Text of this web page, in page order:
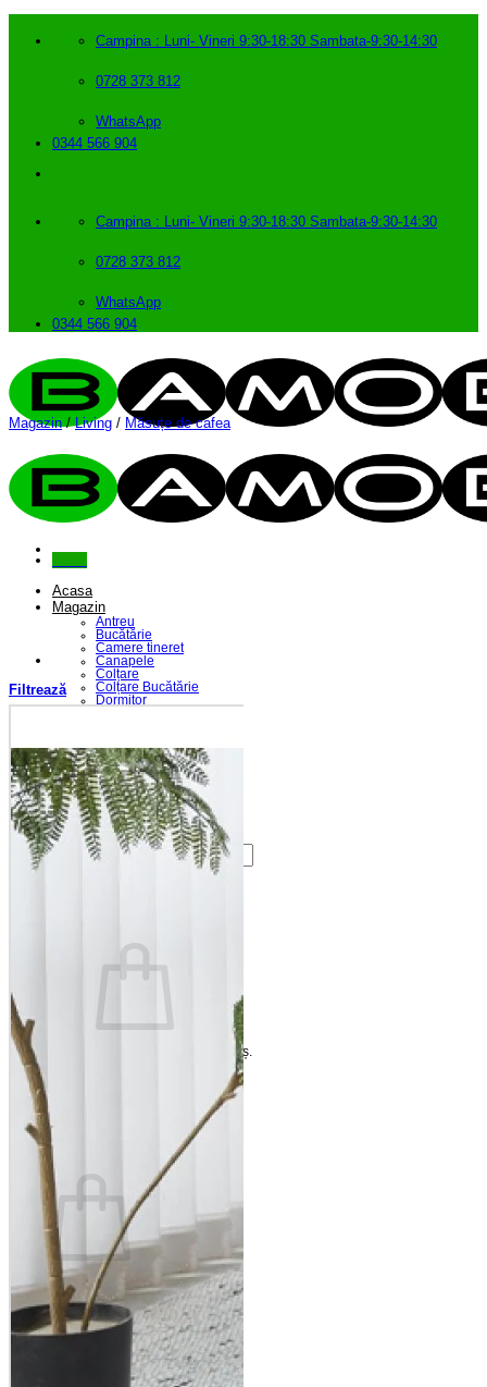
Campina : Luni- Vineri 9:30-18:30 Sambata-9:30-14:30
0728 373 812
WhatsApp
0344 566 904
Campina : Luni- Vineri 9:30-18:30 Sambata-9:30-14:30
0728 373 812
WhatsApp
0344 566 904
Acasa
Magazin
Antreu
Bucătărie
Camere tineret
Canapele
Colțare
Colțare Bucătărie
Dormitor
Riflaje
Saltele
Scaune
Seturi Canapele & Fotolii
Seturi Masă & Scaune
Despre Noi
Contact
Caută
Nu ai niciun produs în coș.
Coș
Nu ai niciun produs în coș.
Înapoi la magazin
Magazin / Living / Măsuțe de cafea
Filtrează